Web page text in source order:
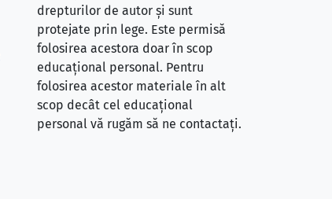
drepturilor de autor și sunt
protejate prin lege. Este permisă
folosirea acestora doar în scop
educațional personal. Pentru
folosirea acestor materiale în alt
scop decât cel educațional
personal vă rugăm să ne contactați.